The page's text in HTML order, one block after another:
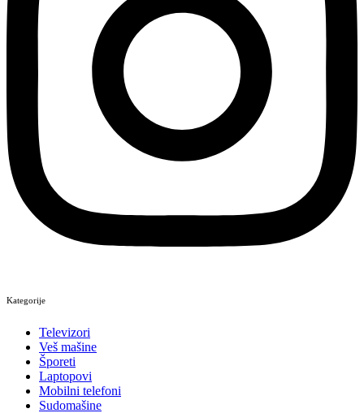
Kategorije
Televizori
Veš mašine
Šporeti
Laptopovi
Mobilni telefoni
Sudomašine